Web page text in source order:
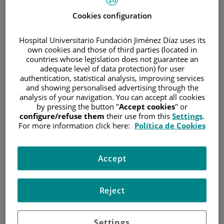
sobre la importancia de
individualizar su tratamiento
En la jornada “Nuevos retos de la Oncogeriatría”, llevada
a cabo en la Fundación Jiménez Díaz
8 de abril de 2022
/Hospital Universitario Fundación Jiménez Díaz
La edad cronológica no define el estado de salud ni la
esperanza de vida de un paciente de cáncer; una
Cookies configuration
Hospital Universitario Fundación Jiménez Díaz uses its
own cookies and those of third parties (located in
countries whose legislation does not guarantee an
adequate level of data protection) for user
authentication, statistical analysis, improving services
and showing personalised advertising through the
analysis of your navigation. You can accept all cookies
by pressing the button "Accept cookies" or
configure/refuse them their use from this Settings.
For more information click here: Política de Cookies
Reject
Accept